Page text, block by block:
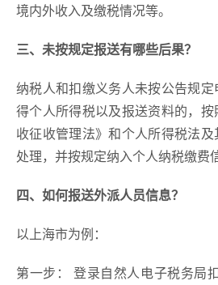
境内外收入及缴税情况等。
三、未按规定报送有哪些后果？
纳税人和扣缴义务人未按公告规
得个人所得税以及报送资料的，
收征收管理法》和个人所得税法
处理，并按规定纳入个人纳税缴费
四、如何报送外派人员信息？
​以上海市为例：
第一步： 登录自然人电子税务局